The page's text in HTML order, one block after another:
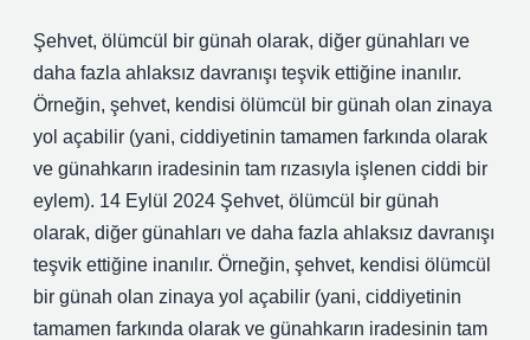
Şehvet, ölümcül bir günah olarak, diğer günahları ve
daha fazla ahlaksız davranışı teşvik ettiğine inanılır.
Örneğin, şehvet, kendisi ölümcül bir günah olan zinaya
yol açabilir (yani, ciddiyetinin tamamen farkında olarak
ve günahkarın iradesinin tam rızasıyla işlenen ciddi bir
eylem). 14 Eylül 2024 Şehvet, ölümcül bir günah
olarak, diğer günahları ve daha fazla ahlaksız davranışı
teşvik ettiğine inanılır. Örneğin, şehvet, kendisi ölümcül
bir günah olan zinaya yol açabilir (yani, ciddiyetinin
tamamen farkında olarak ve günahkarın iradesinin tam